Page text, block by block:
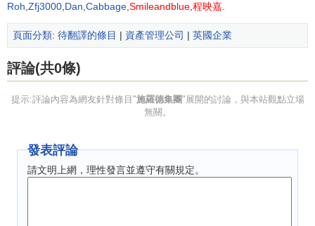
2000年，Bischoff因其作出的貢獻被授予爵士稱號。
施羅德集團在中國
施羅德集團在中國：
1908年，交通銀行在中國成立，遂成為中國早期的發鈔
1804年，施羅德集團在英國創立，並逐步發展成為全球
頂級的資產管理公司之一。
Roh Zfj3000 Dan Cabbage Smileandblue 程映嘉
頁面分類: 待翻譯的條目 | 資產管理公司 | 英國企業
評論(共0條)
提示:評論內容為網友針對條目"施羅德集團"展開的討論，與本站觀點立場
無關。
發表評論
請文明上網，理性發言並遵守有關規定。